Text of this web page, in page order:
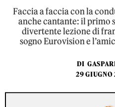
Faccia a faccia con la
anche cantante: il primo
divertente lezione di
sogno Eurovision e
DI
29 GIUGNO